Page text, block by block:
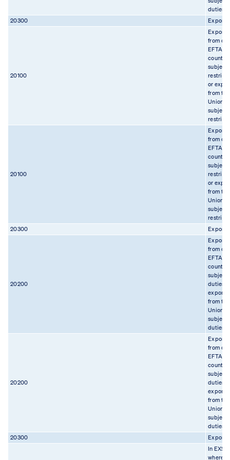
duties
20300
Export
20100
Export
from
EFTA
country
subject
or
from the
Union
subject
20100
Export
from
EFTA
country
subject
or
from the
Union
subject
20300
Export
20200
Export
from
EFTA
country
subject
duties
export
from the
Union
subject
duties
20200
Export
from
EFTA
country
subject
duties
export
from the
Union
subject
duties
20300
Export
In EXS,
where